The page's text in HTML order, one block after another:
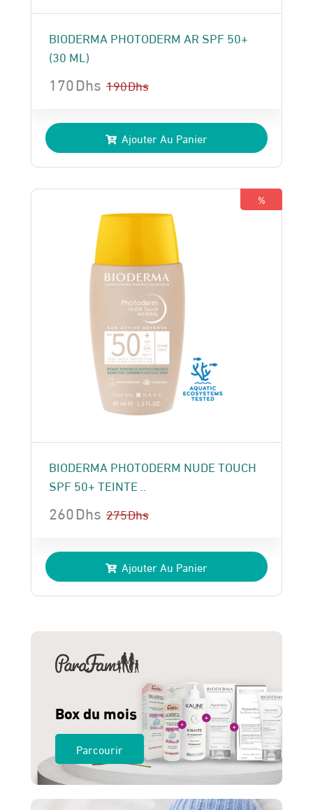
BIODERMA PHOTODERM AR SPF 50+
(30 ML)
190Dhs
prix
initial
était :
190 Dhs.
170Dhs
prix
actuel
est :
170 Dhs.
Ajouter Au Panier
%
BIODERMA PHOTODERM NUDE TOUCH
SPF 50+ TEINTE ..
275Dhs
prix
initial
était :
260Dhs
prix
actuel
est :
Ajouter Au Panier
Box du mois
Parcourir